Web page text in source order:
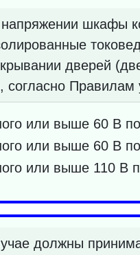
шкафы
дверей
Правилам
или выше 60 В
или выше 60 В
или выше 110 В
должны